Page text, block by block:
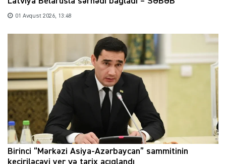
01 Avqust 2026, 13:48
Birinci “Mərkəzi Asiya-Azərbaycan” sammitinin
keçiriləcəyi yer və tarix açıqlandı